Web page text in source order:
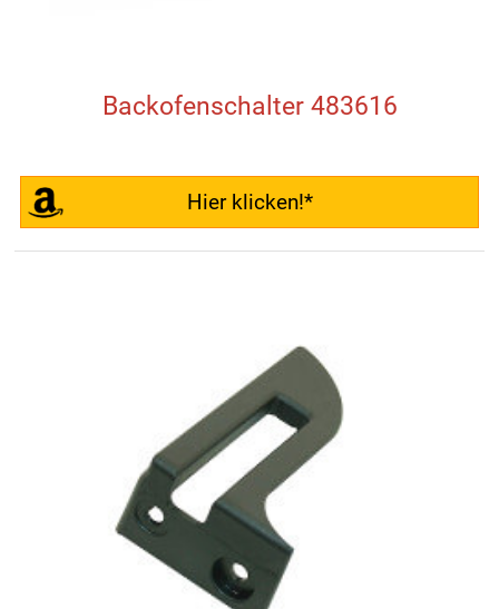
Backofenschalter 483616
Hier klicken!*